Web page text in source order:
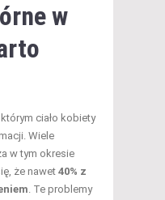
w
ciało kobiety
Wiele
w tym okresie
że nawet40% z
. Te problemy